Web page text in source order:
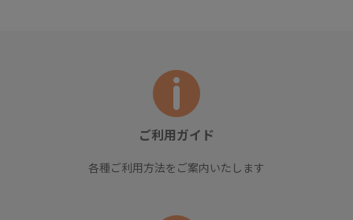
ご利用ガイド
各種ご利用方法をご案内いたします